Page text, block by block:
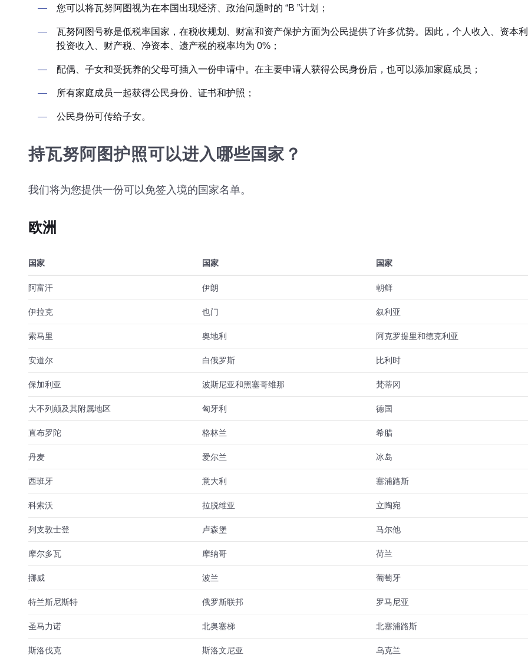
您可以将瓦努阿图视为在本国出现经济、政治问题时的 “B ”计划；
瓦努阿图号称是低税率国家，在税收规划、财富和资产保护方面为公民提供了许多优势。因此，个人收入、资本
投资收入、财产税、净资本、遗产税的税率均为 0%；
配偶、子女和受抚养的父母可插入一份申请中。在主要申请人获得公民身份后，也可以添加家庭成员；
所有家庭成员一起获得公民身份、证书和护照；
公民身份可传给子女。
持瓦努阿图护照可以进入哪些国家？
我们将为您提供一份可以免签入境的国家名单。
欧洲
国家 国家 国家
阿富汗 伊朗 朝鲜
伊拉克 也门 叙利亚
索马里 奥地利 阿克罗提里和德克利亚
安道尔 白俄罗斯 比利时
保加利亚 波斯尼亚和黑塞哥维那 梵蒂冈
大不列颠及其附属地区 匈牙利 德国
直布罗陀 格林兰 希腊
丹麦 爱尔兰 冰岛
西班牙 意大利 塞浦路斯
科索沃 拉脱维亚 立陶宛
列支敦士登 卢森堡 马尔他
摩尔多瓦 摩纳哥 荷兰
挪威 波兰 葡萄牙
特兰斯尼斯特 俄罗斯联邦 罗马尼亚
圣马力诺 北奥塞梯 北塞浦路斯
斯洛伐克 斯洛文尼亚 乌克兰